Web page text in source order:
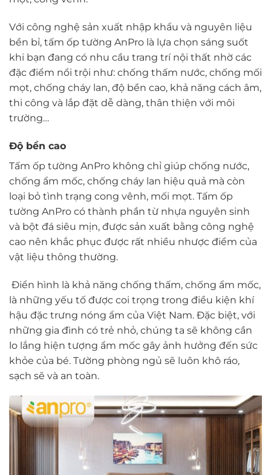
Với công nghệ sản xuất nhập khẩu và nguyên liệu
bền bỉ, tấm ốp tường AnPro là lựa chọn sáng suốt
khi bạn đang có nhu cầu trang trí nội thất nhờ các
đặc điểm nổi trội như: chống thấm nước, chống mối
mọt, chống cháy lan, độ bền cao, khả năng cách âm,
thi công và lắp đặt dễ dàng, thân thiện với môi
trường…
Độ bền cao
Tấm ốp tường AnPro không chỉ giúp chống nước,
chống ẩm mốc, chống cháy lan hiệu quả mà còn
loại bỏ tình trạng cong vênh, mối mọt. Tấm ốp
tường AnPro có thành phần từ nhựa nguyên sinh
và bột đá siêu mịn, được sản xuất bằng công nghệ
cao nên khắc phục được rất nhiều nhược điểm của
vật liệu thông thường.
Điển hình là khả năng chống thấm, chống ẩm mốc,
là những yếu tố được coi trọng trong điều kiện khí
hậu đặc trưng nóng ẩm của Việt Nam. Đặc biệt, với
những gia đình có trẻ nhỏ, chúng ta sẽ không cần
lo lắng hiện tượng ẩm mốc gây ảnh hưởng đến sức
khỏe của bé. Tường phòng ngủ sẽ luôn khô ráo,
sạch sẽ và an toàn.